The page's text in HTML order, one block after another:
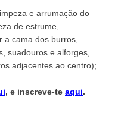
e arrumação do
de estrume,
a cama dos burros,
suadouros e alforges,
adjacentes ao centro);
, e inscreve-te aqui.